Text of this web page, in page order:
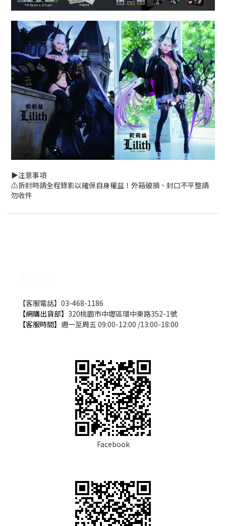
▶️注意事項
⚠️拆封時請全程錄影以確保自身權益！外箱破損、封口不平整請
勿收件
【客服電話】03-468-1186
【網購出貨部】 320桃園市中壢區環中東路352-1號
【客服時間】 週一至周五 09:00-12:00 /13:00-18:00
Facebook